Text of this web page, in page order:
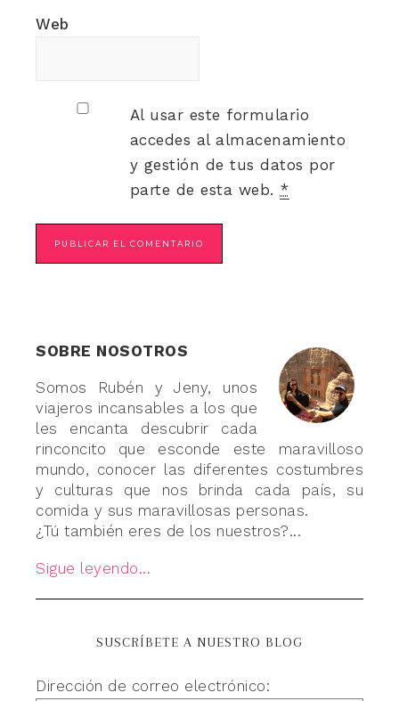
Web
Al usar este formulario
accedes al almacenamiento
y gestión de tus datos por
parte de esta web. *
SOBRE NOSOTROS
Somos Rubén y Jeny, unos
viajeros incansables a los que
les encanta descubrir cada
rinconcito que esconde este maravilloso
mundo, conocer las diferentes costumbres
y culturas que nos brinda cada país, su
comida y sus maravillosas personas.
¿Tú también eres de los nuestros?...
Sigue leyendo...
SUSCRÍBETE A NUESTRO BLOG
Dirección de correo electrónico: